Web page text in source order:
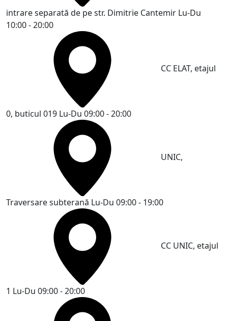
intrare separată de pe str. Dimitrie Cantemir Lu-Du
10:00 - 20:00
CC ELAT, etajul
0, buticul 019 Lu-Du 09:00 - 20:00
UNIC,
Traversare subterană Lu-Du 09:00 - 19:00
CC UNIC, etajul
1 Lu-Du 09:00 - 20:00